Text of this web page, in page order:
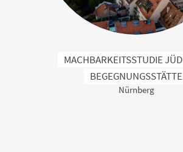
MACHBARKEITSSTUDIE
BEGEGNUNGSSTÄTTE
Nürnberg